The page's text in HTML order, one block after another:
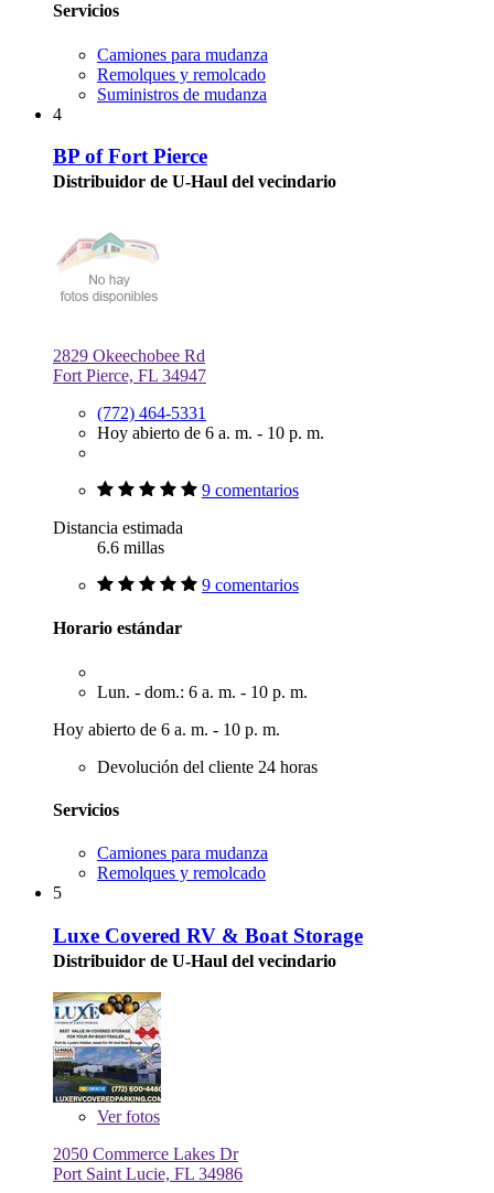
Servicios
Camiones para mudanza
Remolques y remolcado
Suministros de mudanza
4
BP of Fort Pierce
Distribuidor de U-Haul del vecindario
2829 Okeechobee Rd
Fort Pierce, FL 34947
(772) 464-5331
Hoy abierto de 6 a. m. - 10 p. m.
9 comentarios
Distancia estimada
6.6 millas
9 comentarios
Horario estándar
Lun. - dom.: 6 a. m. - 10 p. m.
Hoy abierto de 6 a. m. - 10 p. m.
Devolución del cliente 24 horas
Servicios
Camiones para mudanza
Remolques y remolcado
5
Luxe Covered RV & Boat Storage
Distribuidor de U-Haul del vecindario
Verfotos
2050 Commerce Lakes Dr
Port Saint Lucie, FL 34986